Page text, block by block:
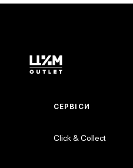
СЕРВІСИ
Click & Collect